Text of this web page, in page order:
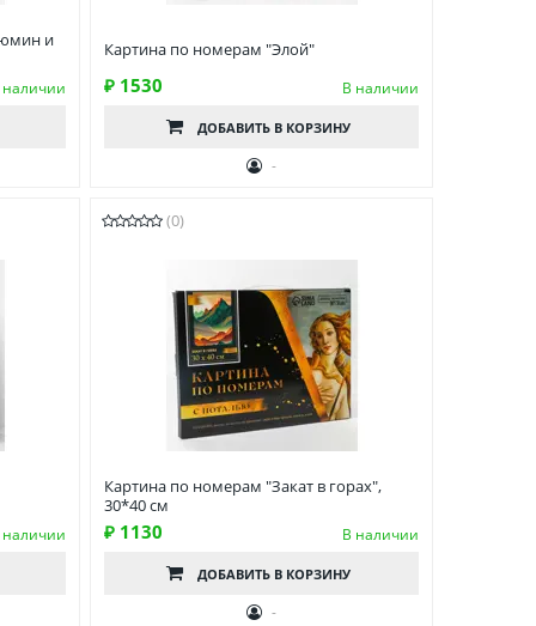
и Картина по номерам "Элой"
₽ 1530 В наличии
ДОБАВИТЬ В КОРЗИНУ
-
(0)
Картина по номерам "Закат в горах",
30*40 см
₽ 1130 В наличии
ДОБАВИТЬ В КОРЗИНУ
-